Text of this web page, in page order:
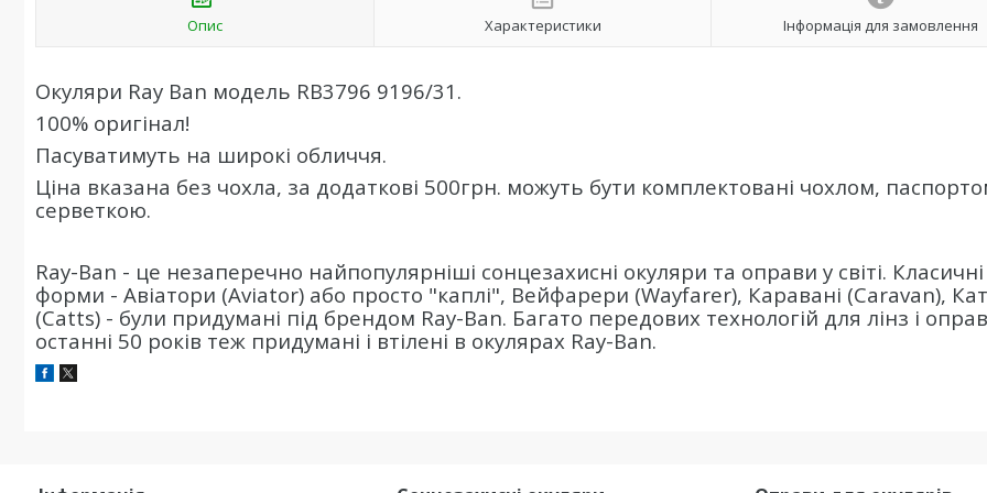
Опис Характеристики Інформація для замовлення
Окуляри Ray Ban модель RB3796 9196/31.
100% оригінал!
Пасуватимуть на широкі обличчя.
Ціна вказана без чохла, за додаткові 500грн. можуть бути комплектовані чохлом,
серветкою.
Ray-Ban - це незаперечно найпопулярніші сонцезахисні окуляри та оправи у світі. Класичні
форми - Авіатори (Aviator) або просто "каплі", Вейфарери (Wayfarer), Каравані (Caravan),
(Catts) - були придумані під брендом Ray-Ban. Багато передових технологій для лінз і
останні 50 років теж придумані і втілені в окулярах Ray-Ban.